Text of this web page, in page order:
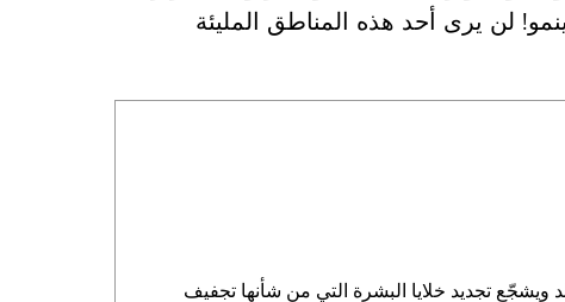
لن يرى أحد هذه المناطق المليئة
ويشجّع تجديد خلايا البشرة التي من شأنها تجفيف